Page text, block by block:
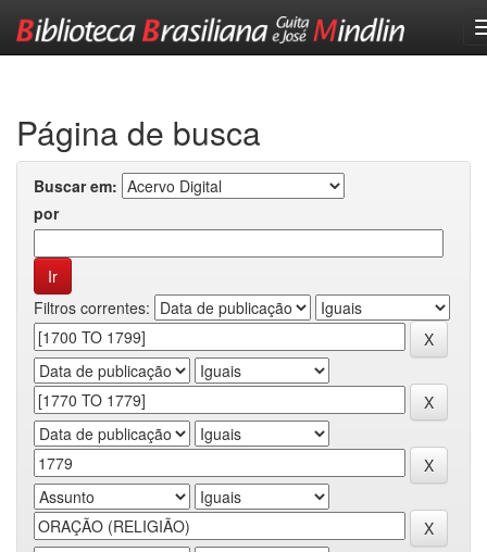
Página de busca
Buscar em:
por
Filtros correntes: